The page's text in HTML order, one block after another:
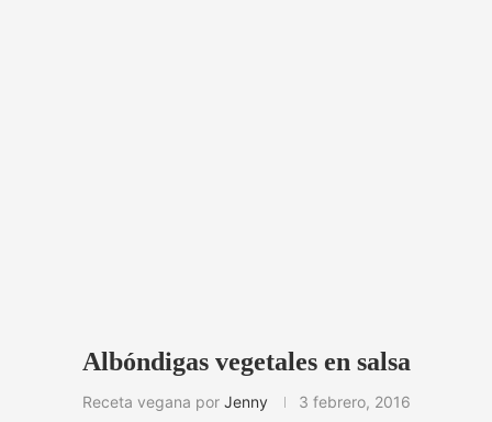
Albóndigas vegetales en salsa
Receta vegana por Jenny 3 febrero, 2016